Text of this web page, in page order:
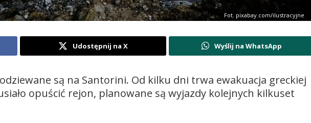
Fot. pixabay.com/ilustracyjne
Udostępnij na X Wyślij na WhatsApp
są na Santorini. Od kilku dni trwa ewakuacja greckiej
opuścić rejon, planowane są wyjazdy kolejnych kilkuset